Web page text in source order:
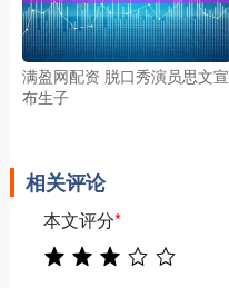
满盈网配资 脱口秀演员思文宣
布生子
相关评论
本文评分*